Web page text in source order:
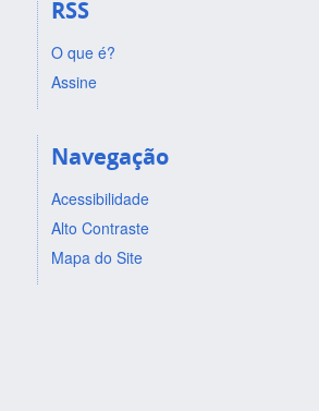
RSS
O que é?
Assine
Navegação
Acessibilidade
Alto Contraste
Mapa do Site